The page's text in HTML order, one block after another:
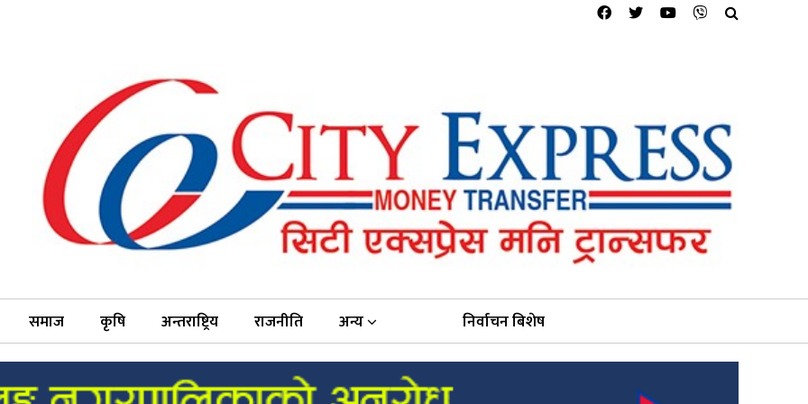
समाज कृषि अन्तराष्ट्रिय राजनीति अन्य निर्वाचन बिशेष